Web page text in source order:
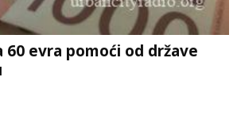
60 evra pomoći od države